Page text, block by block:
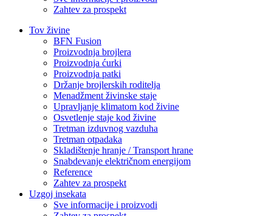
Zahtev za prospekt
Tov živine
BFN Fusion
Proizvodnja brojlera
Proizvodnja ćurki
Proizvodnja patki
Držanje brojlerskih roditelja
Menadžment živinske staje
Upravljanje klimatom kod živine
Osvetlenje staje kod živine
Tretman izduvnog vazduha
Tretman otpadaka
Skladištenje hranje / Transport hrane
Snabdevanje električnom energijom
Reference
Zahtev za prospekt
Uzgoj insekata
Sve informacije i proizvodi